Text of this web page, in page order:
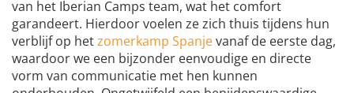
van het Iberian Camps team, wat het comfort
garandeert. Hierdoor voelen ze zich thuis tijdens hun
verblijf op hetzomerkamp Spanjevanaf de eerste dag,
waardoor we een bijzonder eenvoudige en directe
vorm van communicatie met hen kunnen